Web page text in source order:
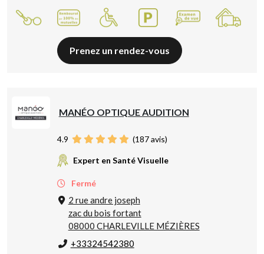
Prenez un rendez-vous
MANÉO OPTIQUE AUDITION
4.9 (187avis)
Expert en Santé Visuelle
Fermé
2 rue andre joseph
zac du bois fortant
08000 CHARLEVILLE MÉZIÈRES
+33324542380